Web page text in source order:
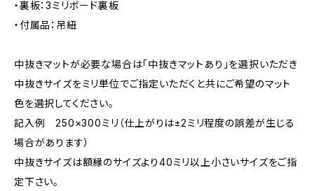
・裏板：3ミリボード裏板
・付属品：吊紐
中抜きマットが必要な場合は「中抜きマットあり」を選択いただき
中抜きサイズをミリ単位でご指定いただくと共にご希望のマット
色を選択してください。
記入例 250×300ミリ（仕上がりは±2ミリ程度の誤差が生じる
場合があります）
中抜きサイズは額縁のサイズより40ミリ以上小さいサイズをご指
定下さい。